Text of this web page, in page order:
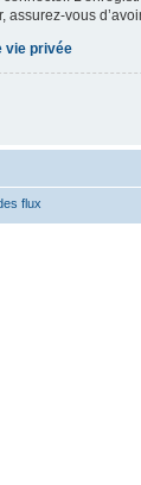
assurez-vous
vie privée
flux